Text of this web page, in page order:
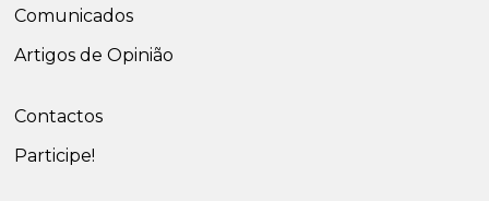
Comunicados
Artigos de Opinião
Contactos
Participe!